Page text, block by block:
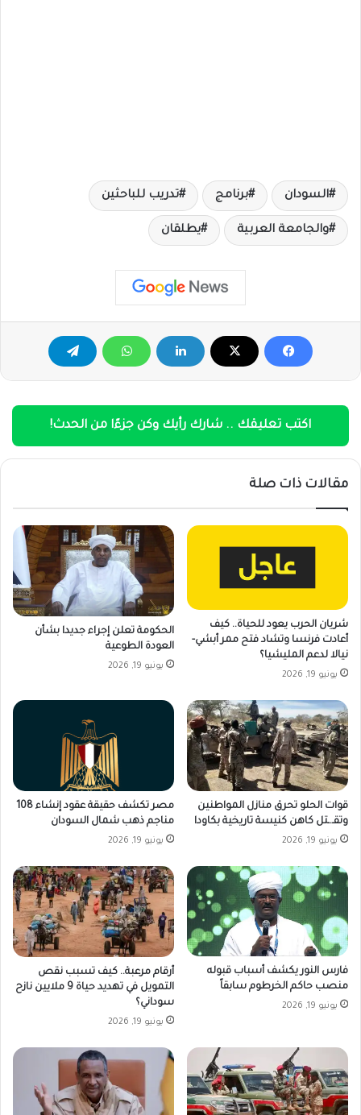
السودان برنامج تدريب للباحثين
والجامعة العربية يطلقان
اكتب تعليقك .. شارك رأيك وكن جزءًا من الحدث!
مقالات ذات صلة
شريان الحرب يعود للحياة.. كيف
أعادت فرنسا وتشاد فتح ممر أبشي-
نيالا لدعم المليشيا؟
يونيو 19, 2026
الحكومة تعلن إجراء جديدا بشأن
العودة الطوعية
يونيو 19, 2026
قوات الحلو تحرق منازل المواطنين
وتقـ.ـتل كاهن كنيسة تاريخية بكاودا
يونيو 19, 2026
مصر تكشف حقيقة عقود إنشاء 108
مناجم ذهب شمال السودان
يونيو 19, 2026
فارس النور يكشف أسباب قبوله
منصب حاكم الخرطوم سابقاً
يونيو 19, 2026
أرقام مرعبة.. كيف تسبب نقص
التمويل في تهديد حياة 9 ملايين نازح
سوداني؟
يونيو 19, 2026